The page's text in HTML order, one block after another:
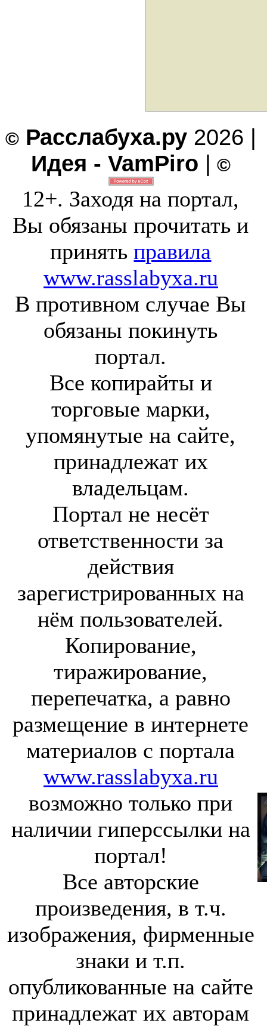
© Расслабуха.ру 2026 |
Идея - VamPiro | ©
12+. Заходя на портал,
Вы обязаны прочитать и
принятьправила
www.rasslabyxa.ru
В противном случае Вы
обязаны покинуть
портал.
Все копирайты и
торговые марки,
упомянутые на сайте,
принадлежат их
владельцам.
Портал не несёт
ответственности за
действия
зарегистрированных на
нём пользователей.
Копирование,
тиражирование,
перепечатка, а равно
размещение в интернете
материалов с портала
www.rasslabyxa.ru
возможно только при
наличии гиперссылки на
портал!
Все авторские
произведения, в т.ч.
изображения, фирменные
знаки и т.п.
опубликованные на сайте
принадлежат их авторам